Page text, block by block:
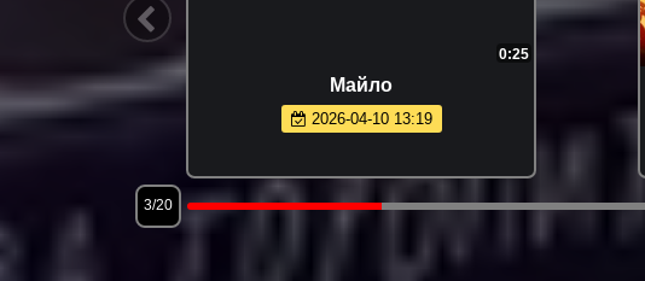
0:25
Майло
2026-04-10 13:19
3/20